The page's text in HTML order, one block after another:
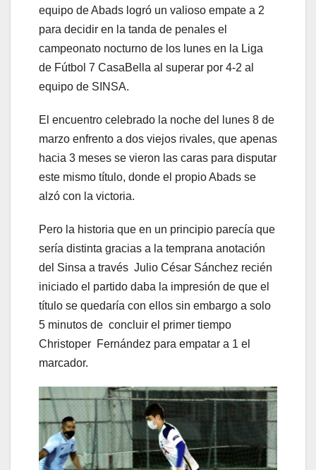
equipo de Abads logró un valioso empate a 2
para decidir en la tanda de penales el
campeonato nocturno de los lunes en la Liga
de Fútbol 7 CasaBella al superar por 4-2 al
equipo de SINSA.
El encuentro celebrado la noche del lunes 8 de
marzo enfrento a dos viejos rivales, que apenas
hacia 3 meses se vieron las caras para disputar
este mismo título, donde el propio Abads se
alzó con la victoria.
Pero la historia que en un principio parecía que
sería distinta gracias a la temprana anotación
del Sinsa a través Julio César Sánchez recién
iniciado el partido daba la impresión de que el
título se quedaría con ellos sin embargo a solo
5 minutos de concluir el primer tiempo
Christoper Fernández para empatar a 1 el
marcador.